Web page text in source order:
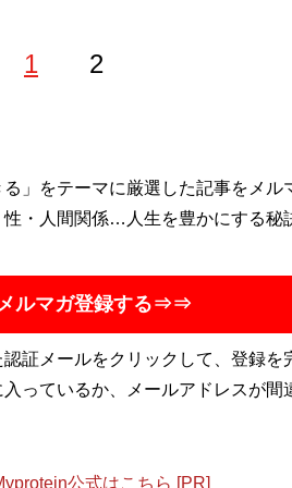
1 2
や暴走族雑誌『ティーンズロード
ける。現在はWebマガジン『
通販サイト「Mr.Babe STORE」を
旧Twitter）：@nori09140914
」をテーマに厳選した記事をメル
・人間関係…人生を豊かにする秘
ルマガ登録する⇒⇒
証メールをクリックして、登録を
っているか、メールアドレスが間
公式はこちら [PR]